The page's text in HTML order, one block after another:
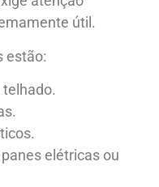
útil.
estão:
elétricas ou